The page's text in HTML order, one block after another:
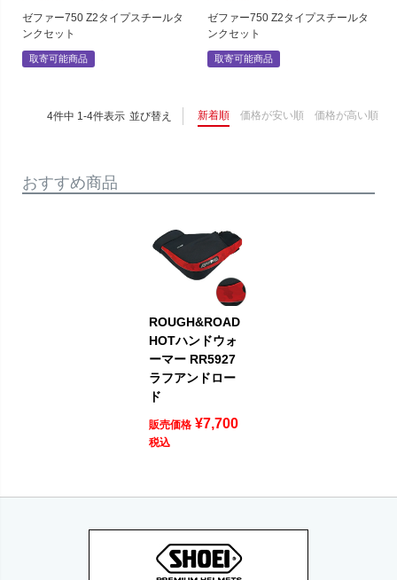
ゼファー750 Z2タイプスチールタ
ンクセット
取寄可能商品
ゼファー750 Z2タイプスチールタ
ンクセット
取寄可能商品
並び替え 新着順 価格が安い順 価格が高い順
4件中 1-4件表示
おすすめ商品
ROUGH&ROAD
HOTハンドウォ
ーマー RR5927
ラフアンドロー
ド
販売価格 ¥7,700
税込